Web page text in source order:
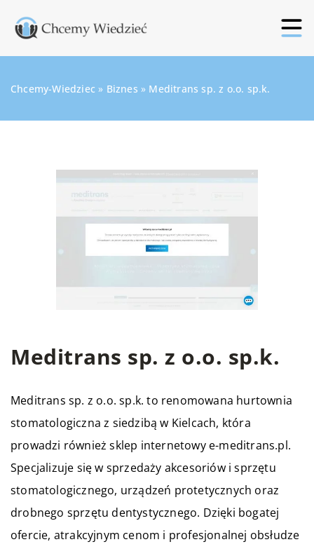
Chcemy-Wiedziec » Biznes » Meditrans sp. z o.o. sp.k.
Meditrans sp. z o.o. sp.k.
Meditrans sp. z o.o. sp.k. to renomowana hurtownia
stomatologiczna z siedzibą w Kielcach, która
prowadzi również sklep internetowy e-meditrans.pl.
Specjalizuje się w sprzedaży akcesoriów i sprzętu
stomatologicznego, urządzeń protetycznych oraz
drobnego sprzętu dentystycznego. Dzięki bogatej
ofercie, atrakcyjnym cenom i profesjonalnej obsłudze